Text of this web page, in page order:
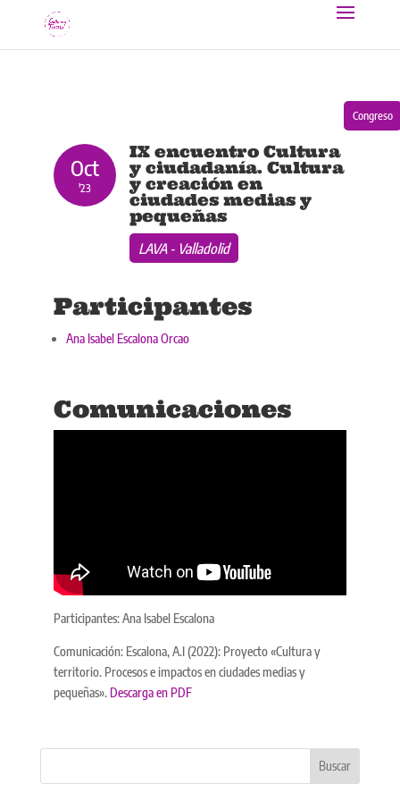
Congreso
Oct
'23
IX encuentro Cultura
y ciudadanía. Cultura
y creación en
ciudades medias y
pequeñas
LAVA - Valladolid
Participantes
Ana Isabel Escalona Orcao
Comunicaciones
Participantes: Ana Isabel Escalona
Comunicación: Escalona, A.I (2022): Proyecto «Cultura y
territorio. Procesos e impactos en ciudades medias y
pequeñas». Descarga en PDF